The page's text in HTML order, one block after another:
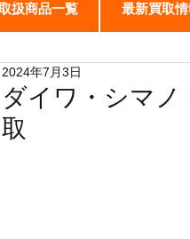
扱商品一覧 最新買取情
ダイワ・シマ
取
2024年7月3日